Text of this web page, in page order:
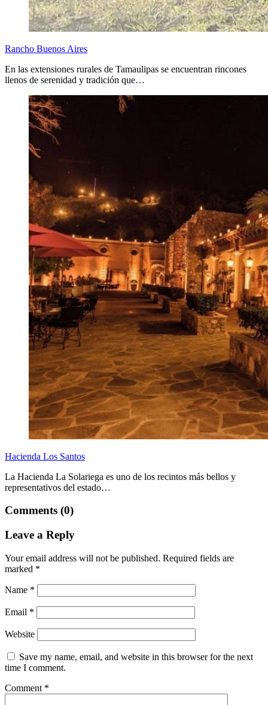
Rancho Buenos Aires
En las extensiones rurales de Tamaulipas se encuentran rincones
llenos de serenidad y tradición que…
Hacienda Los Santos
La Hacienda La Solariega es uno de los recintos más bellos y
representativos del estado…
Comments (0)
Leave a Reply
Your email address will not be published. Required fields are
marked *
Name *
Email *
Website
Save my name, email, and website in this browser for the next
time I comment.
Comment *